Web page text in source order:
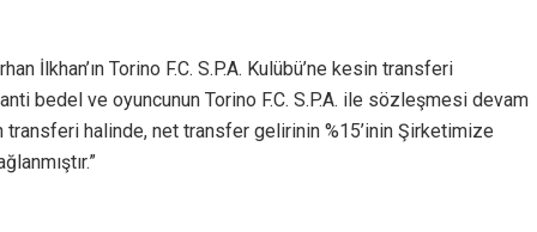
İlkhan’ın Torino F.C. S.P.A. Kulübü’ne kesin transferi
bedel ve oyuncunun Torino F.C. S.P.A. ile sözleşmesi devam
halinde, net transfer gelirinin %15’inin Şirketimize